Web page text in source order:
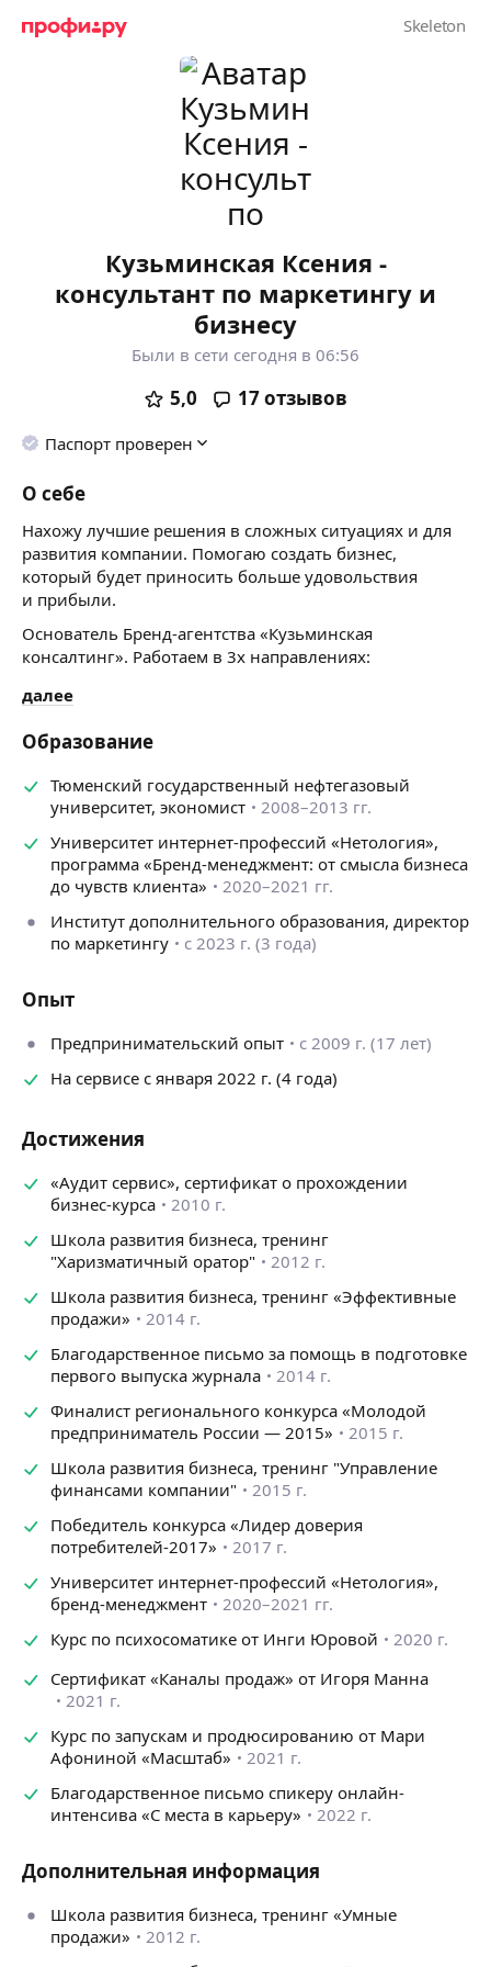
Кузьминская Ксения -
консультант по маркетингу и
бизнесу
Были в сети сегодня в 06:56
5,0 17отзывов
Паспорт проверен
О себе
Нахожу лучшие решения в сложных ситуациях и для
развития компании. Помогаю создать бизнес,
который будет приносить больше удовольствия
и прибыли.
Основатель Бренд-агентства «Кузьминская
консалтинг». Работаем в 3х направлениях:
🟢Бренд-маркетинг: разработка названия, логотипа,
фирм. стиля и других визуальных образов, а также
установление креативных коммуникаций
и проведение маркетинговых мероприятий, которые
выделят вас среди конкурентов.
маркетинговой стратегии, позиционирования,
выстраивание бизнес-процессов, повышение продаж
и обучение собственников, руководителей.
⠀
🟢Дизайн-маркетинг: брендинг, веб- и мобильный
В предпринимательстве с 2009 года — 15 лет, 8 лет
с клиентами в разных сферах, с фрилансерами
и опытными предпринимателями. Все остались
довольны нашим сотрудничеством и оставляют
Вот какие задачи мне удавалось решить:
— создать логотип, фирменный стиль, айдентику
и другие атрибуты и дизайн-макеты для повышения
узнаваемости бренда
— провести ребрендинг для существующих компаний
— найти решение сложным, на первый взгляд
неразрешимым ситуациям, проблемам
— запустить проект/бизнес в условиях ограниченных
ресурсов или с максимальной отдачей
— увеличить оборот и прибыль компании
— сократить издержки
— создать рабочую структуру компании, которая
позволит собственнику выйти из рутины и
«ежедневных пожаров»
— внедрить маркетинг в бизнес
— составить стратегию компании с шагами
реализации
— усилить эффективность рекламы и продаж
— сформировать и оптимизировать работу команды
необходимую для бизнеса
— перевести бизнес в онлайн
— сформировать личный бренд экспертам
и сформировать четкое позиционирование
В работе я использую предпринимательский опыт,
Перед началом работы Вы заполняете анкету, чтобы
я качественно подготовилась к нашей работе.
Чтобы записаться на консультацию или заказать
Работаю в форматах онлайн и офлайн в Москве.
По запросу могу отправить ссылки на страницы
с отзывами и кейсами. Плюс Вы можете посмотреть
отзывы, кейсы в фотоальбоме.
далее
Образование
Тюменский государственный нефтегазовый
университет, экономист
2008–2013 гг.
Университет интернет-профессий «Нетология»,
программа «Бренд-менеджмент: от смысла бизнеса
до чувств клиента»
2020–2021 гг.
Институт дополнительного образования, директор
по маркетингу
с 2023 г. (3 года)
Опыт
Предпринимательский опыт
с 2009 г. (17 лет)
На сервисе с января 2022 г. (4 года)
Достижения
«Аудит сервис», сертификат о прохождении
бизнес-курса
2010 г.
Школа развития бизнеса, тренинг
"Харизматичный оратор"
2012 г.
Школа развития бизнеса, тренинг «Эффективные
продажи»
2014 г.
Благодарственное письмо за помощь в подготовке
первого выпуска журнала
2014 г.
Финалист регионального конкурса «Молодой
предприниматель России — 2015»
2015 г.
Школа развития бизнеса, тренинг "Управление
финансами компании"
2015 г.
Победитель конкурса «Лидер доверия
потребителей-2017»
2017 г.
Университет интернет-профессий «Нетология»,
бренд-менеджмент
2020–2021 гг.
Курс по психосоматике от Инги Юровой
2020 г.
Сертификат «Каналы продаж» от Игоря Манна
2021 г.
Курс по запускам и продюсированию от Мари
Афониной «Масштаб»
2021 г.
Благодарственное письмо спикеру онлайн-
интенсива «С места в карьеру»
2022 г.
Дополнительная информация
Школа развития бизнеса, тренинг «Умные
продажи»
2012 г.